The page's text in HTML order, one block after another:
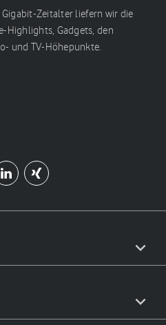
Zeitalter liefern wir die
Highlights, Gadgets, den
und TV-Höhepunkte.